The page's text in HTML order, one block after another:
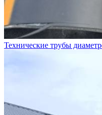
Технические трубы